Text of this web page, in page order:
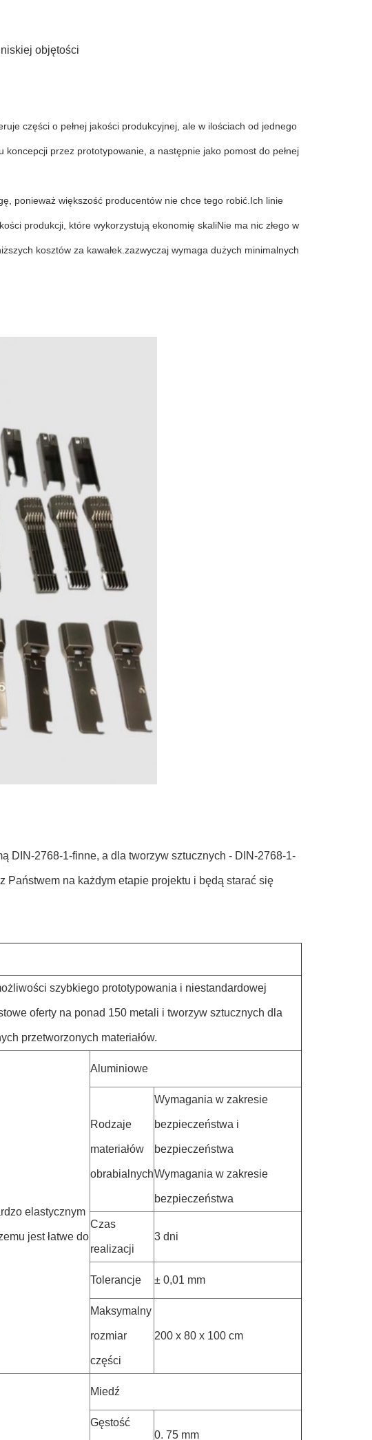
objętości
części o pełnej jakości produkcyjnej, ale w ilościach od jednego
przez prototypowanie, a następnie jako pomost do pełnej
ponieważ większość producentów nie chce tego robić.Ich linie
produkcji, które wykorzystują ekonomię skaliNie ma nic złego w
kosztów za kawałek.zazwyczaj wymaga dużych minimalnych
DIN-2768-1-finne, a dla tworzyw sztucznych - DIN-2768-1-
na każdym etapie projektu i będą starać się
szybkiego prototypowania i niestandardowej
oferty na ponad 150 metali i tworzyw sztucznych dla
przetworzonych materiałów.
elastycznym
jest łatwe do
Aluminiowe
Rodzaje
materiałów
obrabialnych
Wymagania w zakresie
bezpieczeństwa i
bezpieczeństwa
Wymagania w zakresie
bezpieczeństwa
Czas
realizacji
3 dni
Tolerancje ± 0,01 mm
Maksymalny
rozmiar
części
200 x 80 x 100 cm
Miedź
Gęstość
0. 75 mm